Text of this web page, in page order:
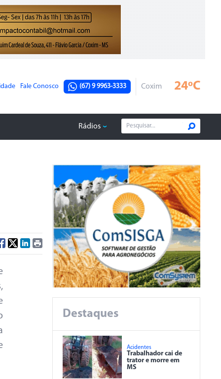
Fale Conosco (67) 9 9963-3333 Coxim 24ºC
Rádios
Destaques
Acidentes
Trabalhador cai de
trator e morre em
MS